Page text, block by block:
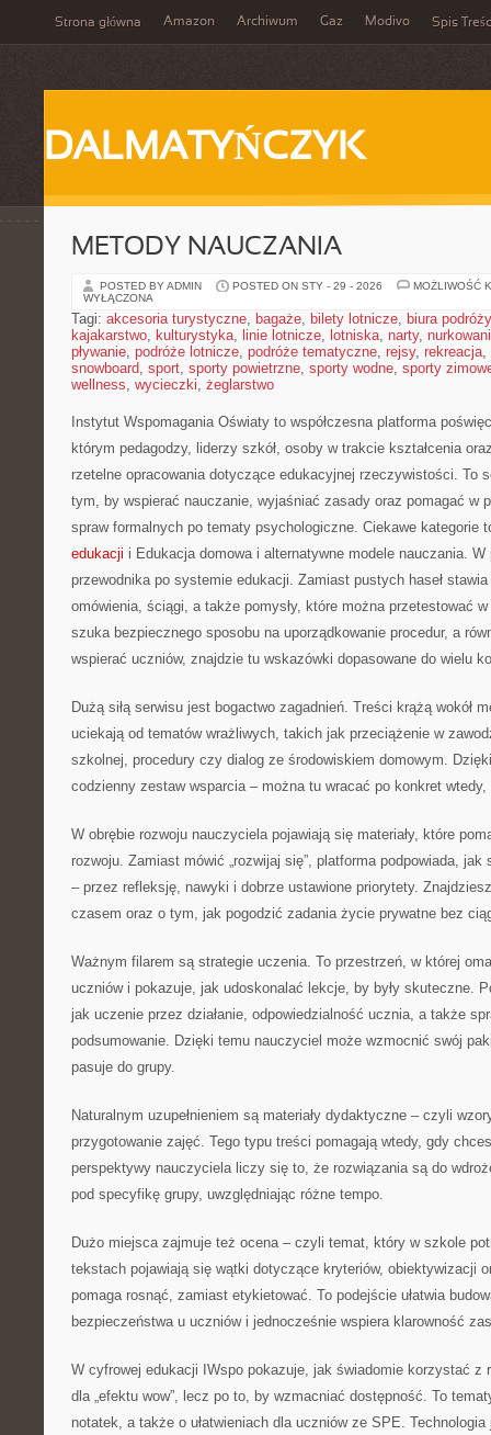
Strona główna Amazon Archiwum Gaz Modivo Spis
DALMATYŃCZYK
METODY NAUCZANIA
POSTED BY ADMIN POSTED ON STY - 29 - 2026
MOŻLIWOŚĆ
WYŁĄCZONA
Tagi: akcesoria turystyczne, bagaże, bilety lotnicze, biura podróży
kajakarstwo, kulturystyka, linie lotnicze, lotniska, narty,
pływanie, podróże lotnicze, podróże tematyczne, rejsy, rekreacja,
snowboard, sport, sporty powietrzne, sporty wodne, sporty
wellness, wycieczki, żeglarstwo
Instytut Wspomagania Oświaty to współczesna platforma
którym pedagodzy, liderzy szkół, osoby w trakcie kształcenia
rzetelne opracowania dotyczące edukacyjnej rzeczywistości. To
tym, by wspierać nauczanie, wyjaśniać zasady oraz pomagać w
spraw formalnych po tematy psychologiczne. Ciekawe kategorie
edukacji i Edukacja domowa i alternatywne modele nauczania. W
przewodnika po systemie edukacji. Zamiast pustych haseł
omówienia, ściągi, a także pomysły, które można przetestować
szuka bezpiecznego sposobu na uporządkowanie procedur, a
wspierać uczniów, znajdzie tu wskazówki dopasowane do wielu
Dużą siłą serwisu jest bogactwo zagadnień. Treści krążą wokół
uciekają od tematów wrażliwych, takich jak przeciążenie w
szkolnej, procedury czy dialog ze środowiskiem domowym.
codzienny zestaw wsparcia – można tu wracać po konkret
W obrębie rozwoju nauczyciela pojawiają się materiały, które
rozwoju. Zamiast mówić „rozwijaj się”, platforma podpowiada,
– przez refleksję, nawyki i dobrze ustawione priorytety.
czasem oraz o tym, jak pogodzić zadania życie prywatne bez
Ważnym filarem są strategie uczenia. To przestrzeń, w której
uczniów i pokazuje, jak udoskonalać lekcje, by były skuteczne.
jak uczenie przez działanie, odpowiedzialność ucznia, a także
podsumowanie. Dzięki temu nauczyciel może wzmocnić swój
pasuje do grupy.
Naturalnym uzupełnieniem są materiały dydaktyczne – czyli
przygotowanie zajęć. Tego typu treści pomagają wtedy, gdy
perspektywy nauczyciela liczy się to, że rozwiązania są do
pod specyfikę grupy, uwzględniając różne tempo.
Dużo miejsca zajmuje też ocena – czyli temat, który w szkole
tekstach pojawiają się wątki dotyczące kryteriów, obiektywizacji
pomaga rosnąć, zamiast etykietować. To podejście ułatwia
bezpieczeństwa u uczniów i jednocześnie wspiera klarowność
W cyfrowej edukacji IWspo pokazuje, jak świadomie korzystać z
dla „efektu wow”, lecz po to, by wzmacniać dostępność. To
notatek, a także o ułatwieniach dla uczniów ze SPE.